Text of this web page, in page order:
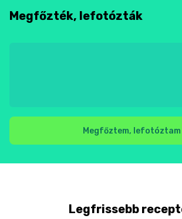
Megfőzték, lefotózták
Megfőztem, lefotóztam
Legfrissebb